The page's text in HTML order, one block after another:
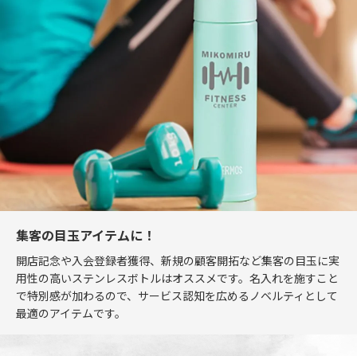
集客の目玉アイテムに！
開店記念や入会登録者獲得、新規の顧客開拓など集客の目玉に実
用性の高いステンレスボトルはオススメです。名入れを施すこと
で特別感が加わるので、サービス認知を広めるノベルティとして
最適のアイテムです。